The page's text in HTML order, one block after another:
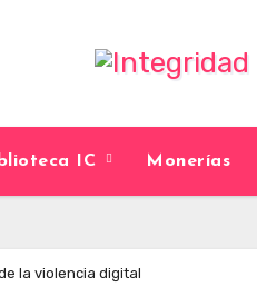
IC Monerías
la violencia digital